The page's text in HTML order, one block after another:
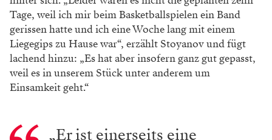
Tage, weil ich mir beim Basketballspielen ein Band
gerissen hatte und ich eine Woche lang mit einem
Liegegips zu Hause war“, erzählt Stoyanov und fügt
lachend hinzu: „Es hat aber insofern ganz gut gepasst,
weil es in unserem Stück unter anderem um
Einsamkeit geht.“
„Er ist einerseits eine